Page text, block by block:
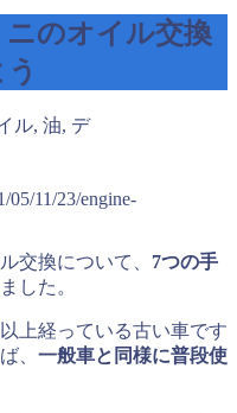
ニのオイル交換
05/11/23/engine-
交換について、 7つの手
した。
上経っている古い車です
、 一般車と同様に普段使